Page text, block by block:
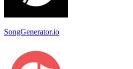
SongGenerator.io